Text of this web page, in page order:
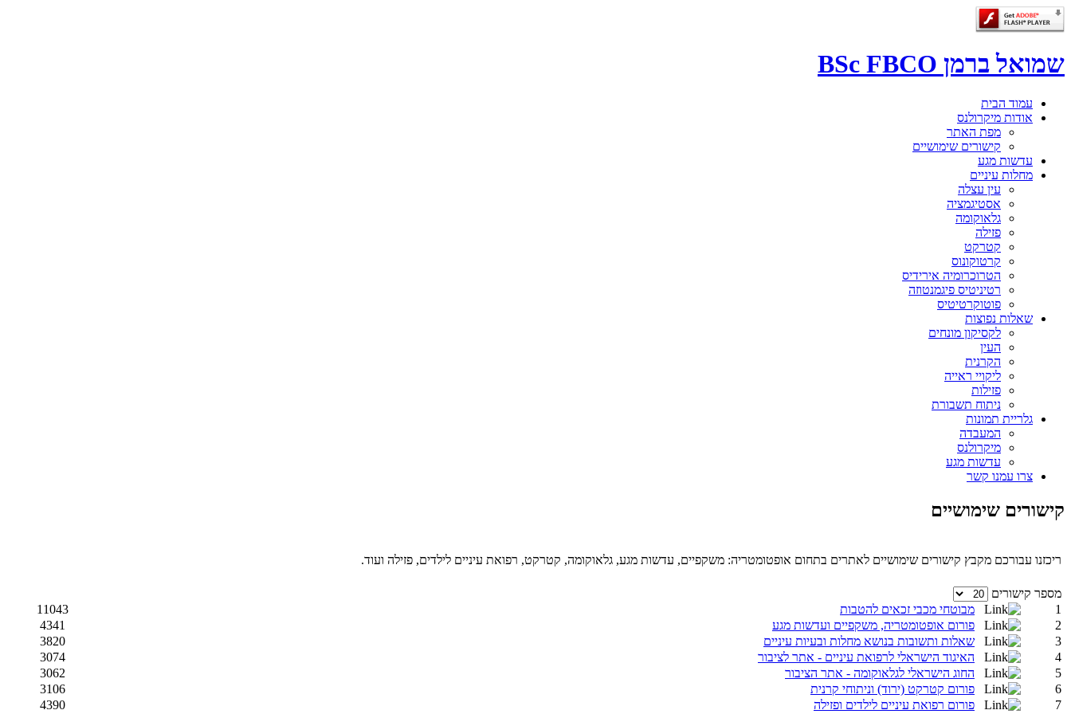
שמואל ברמן BSc FBCO
עמוד הבית
אודות מיקרולנס
מפת האתר
קישורים שימושיים
עדשות מגע
מחלות עיניים
עין עצלה
אסטיגמציה
גלאוקומה
פזילה
קטרקט
קרטוקונוס
הטרוכרומיה אירידיס
רטיניטיס פיגמנטוזה
פוטוקרטיטיס
שאלות נפוצות
לקסיקון מונחים
העין
הקרנית
ליקויי ראייה
פזילות
ניתוח תשבורת
גלריית תמונות
המעבדה
מיקרולנס
עדשות מגע
צרו עמנו קשר
קישורים שימושיים
ריכזנו עבורכם מקבץ קישורים שימושיים לאתרים בתחום אופטומטריה: משקפיים, עדשות מגע, גלאוקומה, קטרקט, רפואת עיניים לילדים, פזילה ועוד.
מספר קישורים
1
מבוטחי מכבי זכאים להטבות
11043
2
פורום אופטומטריה, משקפיים ועדשות מגע
4341
3
שאלות ותשובות בנושא מחלות ובעיות עיניים
3820
4
האיגוד הישראלי לרפואת עיניים - אתר לציבור
3074
5
החוג הישראלי לגלאוקומה - אתר הציבור
3062
6
פורום קטרקט (ירוד) וניתוחי קרנית
3106
7
פורום רפואת עיניים לילדים ופזילה
4390